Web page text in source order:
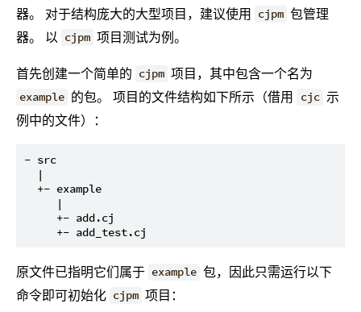
器。 对于结构庞大的大型项目，建议使用 cjpm 包管理
器。 以 cjpm 项目测试为例。
首先创建一个简单的 cjpm 项目，其中包含一个名为
example 的包。 项目的文件结构如下所示（借用 cjc 示
例中的文件）：
- src
  |
  +- example
     |
     +- add.cj
原文件已指明它们属于 example 包，因此只需运行以下
命令即可初始化 cjpm 项目：